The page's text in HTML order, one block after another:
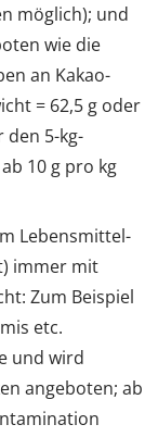
möglich); und
wie die
an Kakao-
= 62,5 g oder
den 5-kg-
10 g pro kg
Lebensmittel-
immer mit
Zum Beispiel
etc.
und wird
angeboten; ab